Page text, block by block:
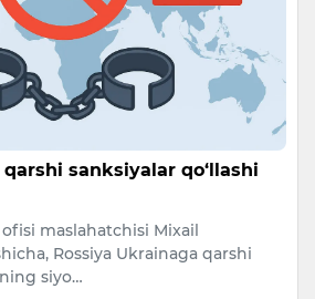
sanksiyalar qo‘llashi
maslahatchisi Mixail
Rossiya Ukrainaga qarshi
siyo…